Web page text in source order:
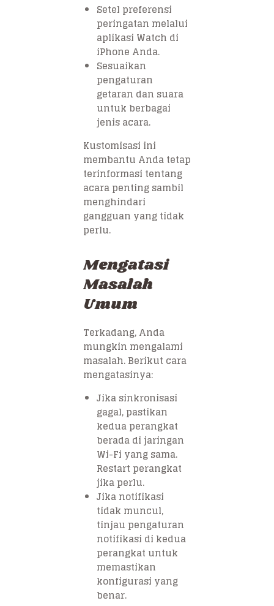
Setel preferensi
peringatan melalui
aplikasi Watch di
iPhone Anda.
Sesuaikan
pengaturan
getaran dan suara
untuk berbagai
jenis acara.
Kustomisasi ini
membantu Anda tetap
terinformasi tentang
acara penting sambil
menghindari
gangguan yang tidak
perlu.
Mengatasi
Masalah
Umum
Terkadang, Anda
mungkin mengalami
masalah. Berikut cara
mengatasinya:
Jika sinkronisasi
gagal, pastikan
kedua perangkat
berada di jaringan
Wi-Fi yang sama.
Restart perangkat
jika perlu.
Jika notifikasi
tidak muncul,
tinjau pengaturan
notifikasi di kedua
perangkat untuk
memastikan
konfigurasi yang
benar.